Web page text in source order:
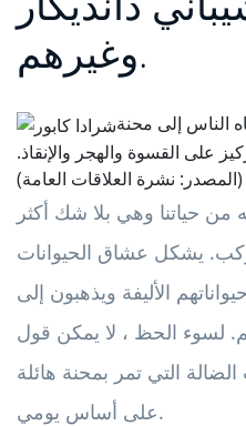
وغيرهم.
الناس إلى محنة
على القسوة والهجر والإنقاذ.
(المصدر: نشرة العلاقات العامة)
من حياتنا وهي بلا شك أكثر
يشكل عشاق الحيوانات
الأليفة ويذهبون إلى
لسوء الحظ ، لا يمكن قول
التي تمر بمحنة هائلة
على أساس يومي.